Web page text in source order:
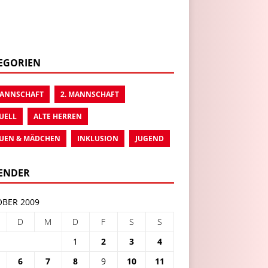
2. MANNSCHAFT
ALTE HERREN
& MÄDCHEN INKLUSION JUGEND
2009
D
M D F S
S
1
2 3
4
6
7 8 9 10 11